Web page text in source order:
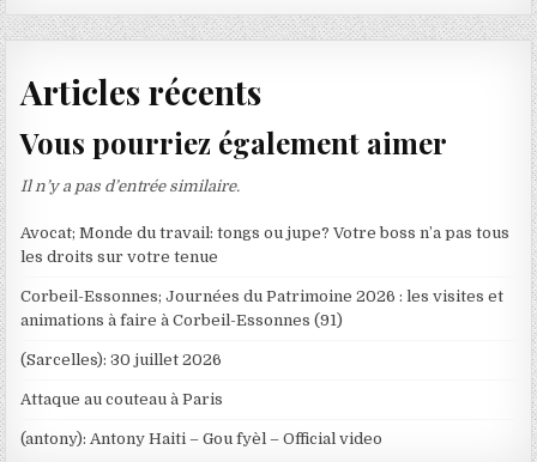
Articles récents
Vous pourriez également aimer
Il n’y a pas d’entrée similaire.
Avocat; Monde du travail: tongs ou jupe? Votre boss n’a pas tous
les droits sur votre tenue
Corbeil-Essonnes; Journées du Patrimoine 2026 : les visites et
animations à faire à Corbeil-Essonnes (91)
(Sarcelles): 30 juillet 2026
Attaque au couteau à Paris
(antony): Antony Haiti – Gou fyèl – Official video